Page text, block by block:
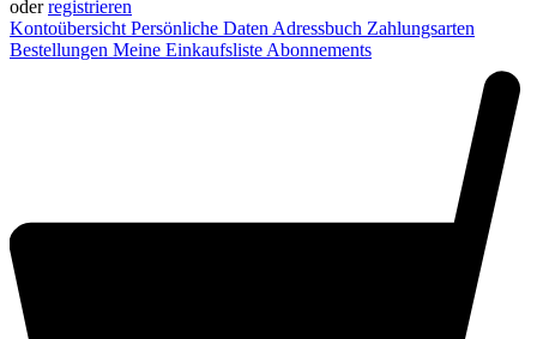
oderregistrieren
Kontoübersicht Persönliche Daten Adressbuch Zahlungsarten
Bestellungen Meine Einkaufsliste Abonnements